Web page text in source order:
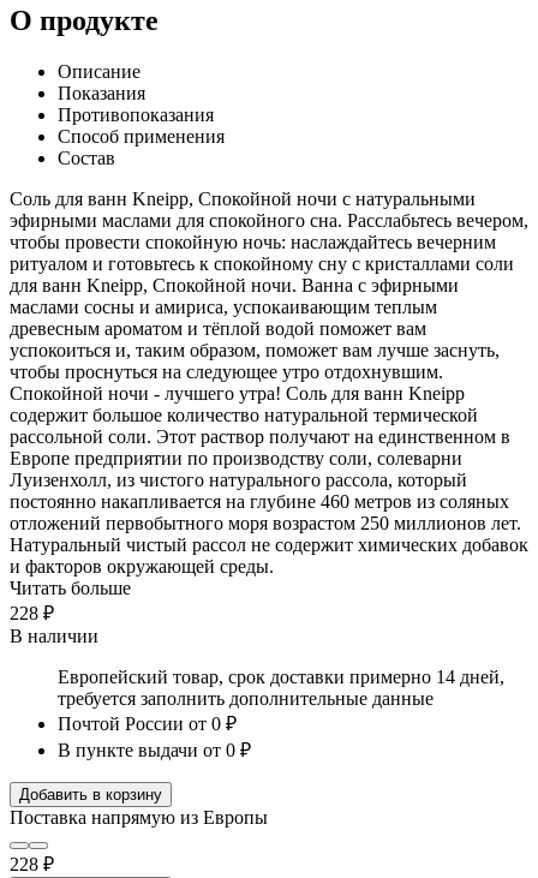
О продукте
Описание
Показания
Противопоказания
Способ применения
Состав
Соль для ванн Kneipp, Спокойной ночи с натуральными
эфирными маслами для спокойного сна. Расслабьтесь вечером,
чтобы провести спокойную ночь: наслаждайтесь вечерним
ритуалом и готовьтесь к спокойному сну с кристаллами соли
для ванн Kneipp, Спокойной ночи. Ванна с эфирными
маслами сосны и амириса, успокаивающим теплым
древесным ароматом и тёплой водой поможет вам
успокоиться и, таким образом, поможет вам лучше заснуть,
чтобы проснуться на следующее утро отдохнувшим.
Спокойной ночи - лучшего утра! Соль для ванн Kneipp
содержит большое количество натуральной термической
рассольной соли. Этот раствор получают на единственном в
Европе предприятии по производству соли, солеварни
Луизенхолл, из чистого натурального рассола, который
постоянно накапливается на глубине 460 метров из соляных
отложений первобытного моря возрастом 250 миллионов лет.
Натуральный чистый рассол не содержит химических добавок
и факторов окружающей среды.
Читать больше
228 ₽
В наличии
Европейский товар, срок доставки примерно 14 дней,
требуется заполнить дополнительные данные
Почтой России от 0 ₽
В пункте выдачи от 0 ₽
Добавить в корзину
Поставка напрямую из Европы
228 ₽